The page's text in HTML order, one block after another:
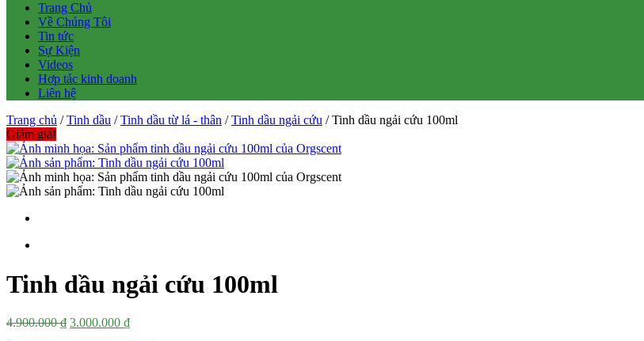
Trang Chủ
Về Chúng Tôi
Tin tức
Sự Kiện
Videos
Hợp tác kinh doanh
Liên hệ
Trang chủ /Tinh dầu /Tinh dầu từ lá - thân /Tinh dầu ngải cứu / Tinh dầu ngải cứu 100ml
Giảm giá!
Tinh dầu ngải cứu 100ml
4.900.000₫ Giá
3.000.000 ₫Giá